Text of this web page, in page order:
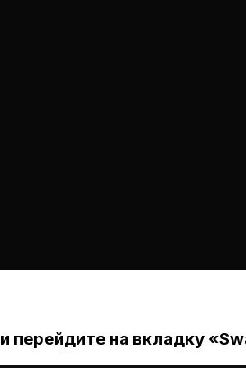
и перейдите на вкладку